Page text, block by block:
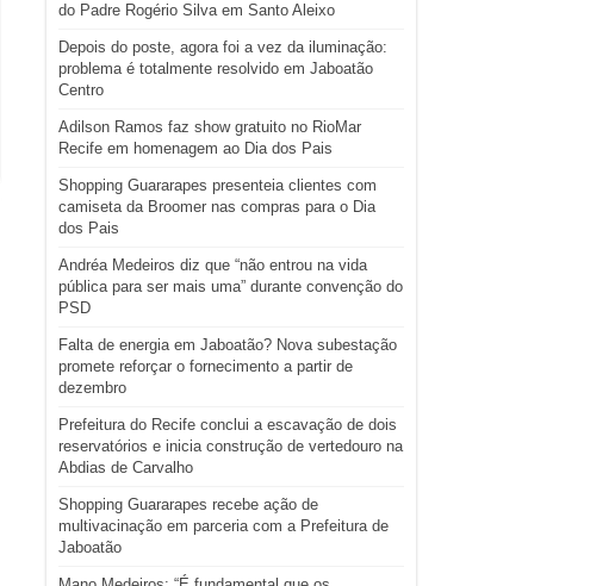
do Padre Rogério Silva em Santo Aleixo
Depois do poste, agora foi a vez da iluminação:
problema é totalmente resolvido em Jaboatão
Centro
Adilson Ramos faz show gratuito no RioMar
Recife em homenagem ao Dia dos Pais
Shopping Guararapes presenteia clientes com
camiseta da Broomer nas compras para o Dia
dos Pais
Andréa Medeiros diz que “não entrou na vida
pública para ser mais uma” durante convenção do
PSD
Falta de energia em Jaboatão? Nova subestação
promete reforçar o fornecimento a partir de
dezembro
Prefeitura do Recife conclui a escavação de dois
reservatórios e inicia construção de vertedouro na
Abdias de Carvalho
Shopping Guararapes recebe ação de
multivacinação em parceria com a Prefeitura de
Jaboatão